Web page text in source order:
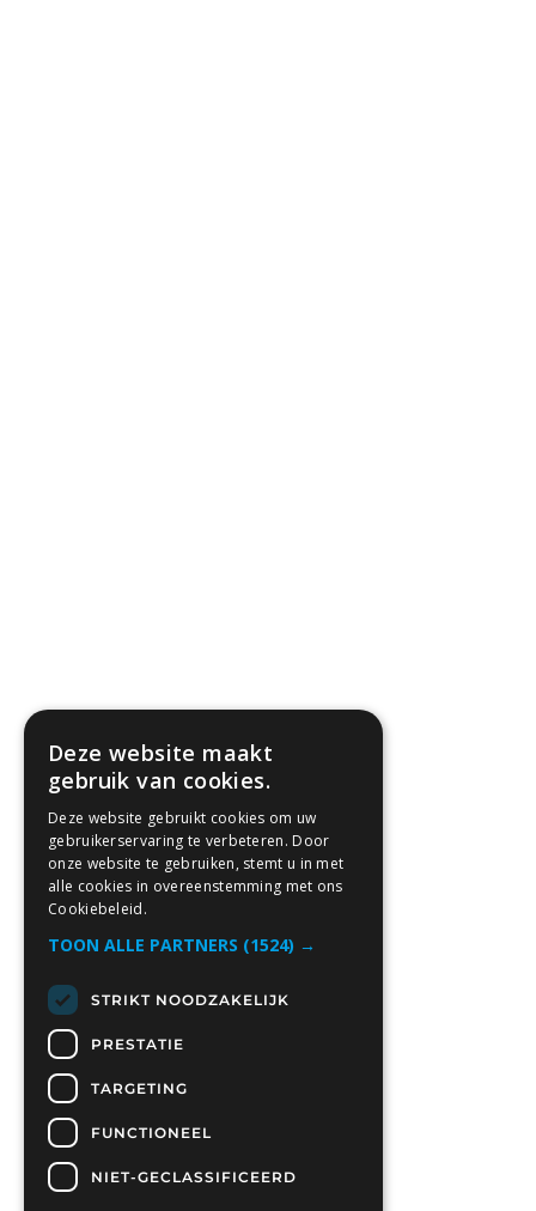
Deze website maakt
gebruik van cookies.
Deze website gebruikt cookies om uw
gebruikerservaring te verbeteren. Door
onze website te gebruiken, stemt u in met
alle cookies in overeenstemming met ons
Cookiebeleid.
TOON ALLE PARTNERS (1524) →
STRIKT NOODZAKELIJK
PRESTATIE
TARGETING
FUNCTIONEEL
NIET-GECLASSIFICEERD